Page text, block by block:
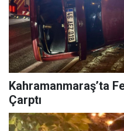
Kahramanmaraş’ta
Çarptı